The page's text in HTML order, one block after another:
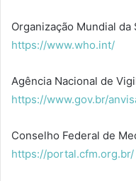
Organização Mundial da
https://www.who.int/
Agência Nacional de
https://www.gov.br/
Conselho Federal de
https://portal.cfm.org.br/